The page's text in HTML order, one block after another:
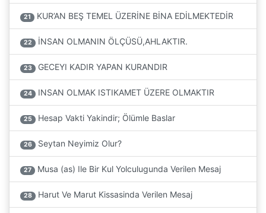
21 KUR’AN BEŞ TEMEL ÜZERİNE BİNA EDİLMEKTEDİR
22 İNSAN OLMANIN ÖLÇÜSÜ,AHLAKTIR.
23 GECEYI KADIR YAPAN KURANDIR
24 INSAN OLMAK ISTIKAMET ÜZERE OLMAKTIR
25 Hesap Vakti Yakindir; Ölümle Baslar
26 Seytan Neyimiz Olur?
27 Musa (as) Ile Bir Kul Yolculugunda Verilen Mesaj
28 Harut Ve Marut Kissasinda Verilen Mesaj